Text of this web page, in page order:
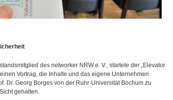
des networker NRW e. V., startete der „Elevator
Vortrag, die Inhalte und das eigene Unternehmen
Dr. Georg Borges von der Ruhr-Universität Bochum zu
gehalten.